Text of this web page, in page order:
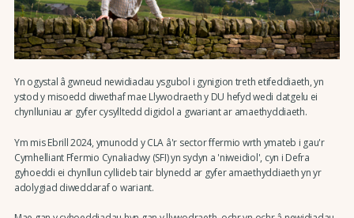
Yn ogystal â gwneud newidiadau ysgubol i gynigion treth etifeddiaeth, yn
ystod y misoedd diwethaf mae Llywodraeth y DU hefyd wedi datgelu ei
chynlluniau ar gyfer cysylltedd digidol a gwariant ar amaethyddiaeth.
Ym mis Ebrill 2024, ymunodd y CLA â'r sector ffermio wrth ymateb i gau'r
Cymhelliant Ffermio Cynaliadwy (SFI) yn sydyn a 'niweidiol', cyn i Defra
gyhoeddi ei chynllun cyllideb tair blynedd ar gyfer amaethyddiaeth yn yr
adolygiad diweddaraf o wariant.